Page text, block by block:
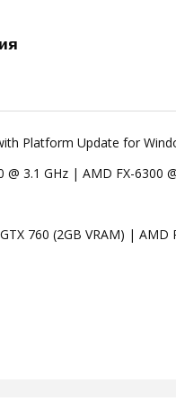
Platform Update for
@ 3.1 GHz | AMD FX-6300
760 (2GB VRAM) | AMD